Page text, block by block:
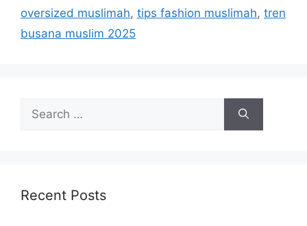
oversized muslimah, tips fashion muslimah, tren
busana muslim 2025
for:
Recent Posts